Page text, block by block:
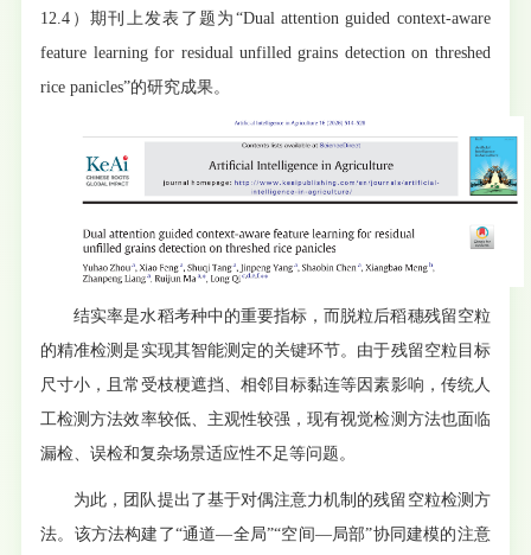
12.4）期刊上发表了题为“Dual attention guided context-aware
feature learning for residual unfilled grains detection on threshed
rice panicles”的研究成果。
结实率是水稻考种中的重要指标，而脱粒后稻穗残留空粒
的精准检测是实现其智能测定的关键环节。由于残留空粒目标
尺寸小，且常受枝梗遮挡、相邻目标黏连等因素影响，传统人
工检测方法效率较低、主观性较强，现有视觉检测方法也面临
漏检、误检和复杂场景适应性不足等问题。
为此，团队提出了基于对偶注意力机制的残留空粒检测方
法。该方法构建了“通道—全局”“空间—局部”协同建模的注意